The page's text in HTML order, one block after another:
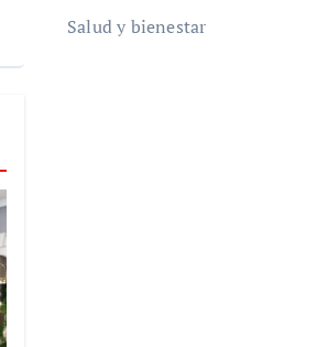
Salud y bienestar